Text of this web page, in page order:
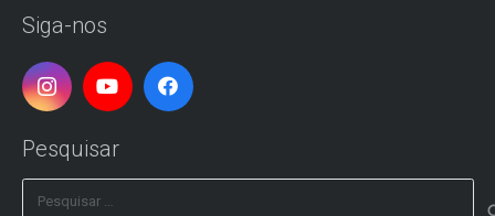
Siga-nos
Pesquisar